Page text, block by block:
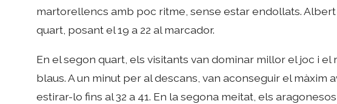
martorellencs amb poc ritme, sense estar endollats.
quart, posant el 19 a 22 al marcador.
En el segon quart, els visitants van dominar millor el joc i
blaus. A un minut per al descans, van aconseguir el màxim
estirar-lo fins al 32 a 41. En la segona meitat, els